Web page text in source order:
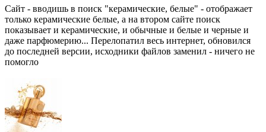
Сайт - вводишь в поиск "керамические, белые" - отображает
только керамические белые, а на втором сайте поиск
показывает и керамические, и обычные и белые и черные и
даже парфюмерию... Перелопатил весь интернет, обновился
до последней версии, исходники файлов заменил - ничего не
помогло